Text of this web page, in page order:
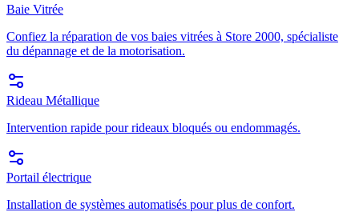
Baie Vitrée
Confiez la réparation de vos baies vitrées à Store 2000, spécialiste
du dépannage et de la motorisation.
Rideau Métallique
Intervention rapide pour rideaux bloqués ou endommagés.
Portail électrique
Installation de systèmes automatisés pour plus de confort.